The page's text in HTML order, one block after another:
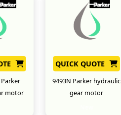
motor
QUICK QUOTE
9493N Parker hydraulic
gear motor